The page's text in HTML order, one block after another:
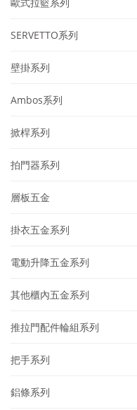
SERVETTO系列
壁掛系列
Ambos系列
掀桿系列
拍門器系列
層板五金
掛衣五金系列
電動升降五金系列
其他櫃內五金系列
推拉門配件輪組系列
把手系列
鋁條系列